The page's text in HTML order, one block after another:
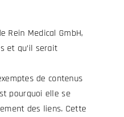
Medical GmbH,
et qu’il serait
de contenus
pourquoi elle se
des liens. Cette